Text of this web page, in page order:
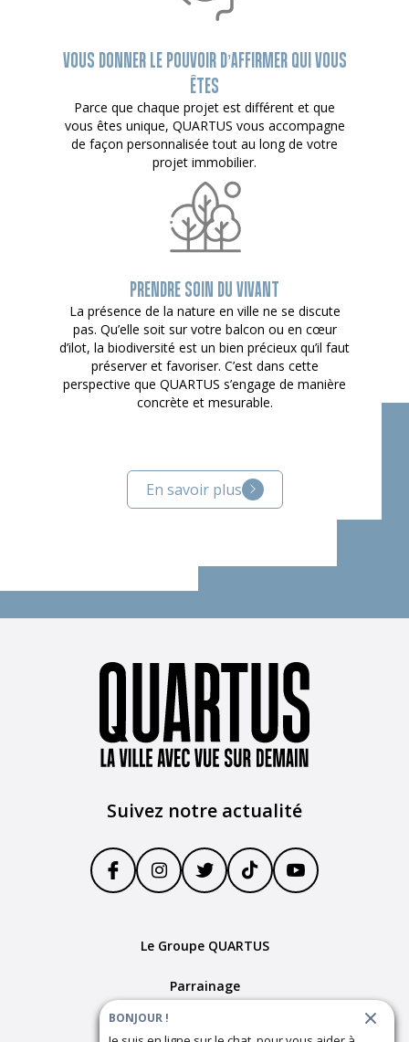
VOUS DONNER LE POUVOIR D’AFFIRMER QUI VOUS
ÊTES
Parce que chaque projet est différent et que
vous êtes unique, QUARTUS vous accompagne
de façon personnalisée tout au long de votre
projet immobilier.
PRENDRE SOIN DU VIVANT
La présence de la nature en ville ne se discute
pas. Qu’elle soit sur votre balcon ou en cœur
d’ilot, la biodiversité est un bien précieux qu’il faut
préserver et favoriser. C’est dans cette
perspective que QUARTUS s’engage de manière
concrète et mesurable.
En savoir plus
Suivez notre actualité
Le Groupe QUARTUS
Parrainage
Devenir partenaire
BONJOUR !